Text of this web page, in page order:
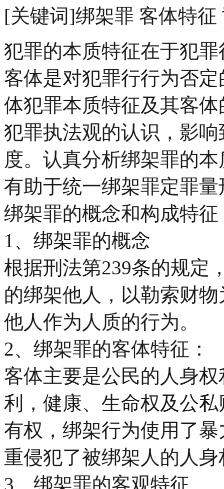
[关键词]绑架罪 客体特征
犯罪的本质特征在于犯
客体是对犯罪行行为否
体犯罪本质特征及其客
犯罪执法观的认识，影
度。认真分析绑架罪的
有助于统一绑架罪定罪
绑架罪的概念和构成特征
1、绑架罪的概念
根据刑法第239条的规定
的绑架他人，以勒索财
他人作为人质的行为。
2、绑架罪的客体特征：
客体主要是公民的人身
利，健康、生命权及公私
有权，绑架行为使用了
重侵犯了被绑架人的人身
3、绑架罪的客观特征